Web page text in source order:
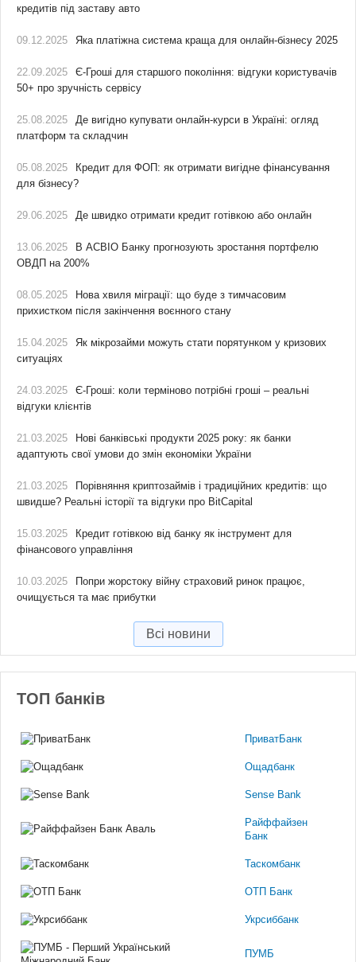
кредитів під заставу авто
09.12.2025 Яка платіжна система краща для онлайн-бізнесу 2025
22.09.2025
Є-Гроші для старшого покоління: відгуки користувачів
50+ про зручність сервісу
25.08.2025
Де вигідно купувати онлайн-курси в Україні: огляд
платформ та складчин
05.08.2025
Кредит для ФОП: як отримати вигідне фінансування
для бізнесу?
29.06.2025 Де швидко отримати кредит готівкою або онлайн
13.06.2025
В АСВІО Банку прогнозують зростання портфелю
ОВДП на 200%
08.05.2025
Нова хвиля міграції: що буде з тимчасовим
прихистком після закінчення воєнного стану
15.04.2025
Як мікрозайми можуть стати порятунком у кризових
ситуаціях
24.03.2025
Є-Гроші: коли терміново потрібні гроші – реальні
відгуки клієнтів
21.03.2025
Нові банківські продукти 2025 року: як банки
адаптують свої умови до змін економіки України
21.03.2025
Порівняння криптозаймів і традиційних кредитів: що
швидше? Реальні історії та відгуки про BitCapital
15.03.2025
Кредит готівкою від банку як інструмент для
фінансового управління
10.03.2025
Попри жорстоку війну страховий ринок працює,
очищується та має прибутки
Всі новини
ТОП банків
ПриватБанк
Ощадбанк
Sense Bank
Райффайзен
Банк
Таскомбанк
ОТП Банк
Укрсиббанк
ПУМБ